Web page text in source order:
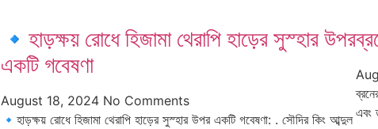
🔹হাড়ক্ষয় রোধে হিজামা থেরাপি হাড়ের সুস্হার উপর
একটি গবেষণা
August 18, 2024 No Comments
🔹হাড়ক্ষয় রোধে হিজামা থেরাপি হাড়ের সুস্হার উপর একটি গবেষণা: . সৌদির কিং আব্দুল এবং